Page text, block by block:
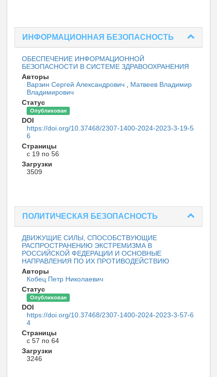
ИНФОРМАЦИОННАЯ БЕЗОПАСНОСТЬ
ОБЕСПЕЧЕНИЕ ИНФОРМАЦИОННОЙ
БЕЗОПАСНОСТИ В СИСТЕМЕ ЗДРАВООХРАНЕНИЯ
Авторы
Варзин Сергей Александрович
Матвеев Владимир
Владимирович
Статус
Опубликован
DOI
https://doi.org/10.37468/2307-1400-2024-2023-3-19-5
6
Страницы
с 19 по 56
Загрузки
3509
ПОЛИТИЧЕСКАЯ БЕЗОПАСНОСТЬ
ДВИЖУЩИЕ СИЛЫ, СПОСОБСТВУЮЩИЕ
РАСПРОСТРАНЕНИЮ ЭКСТРЕМИЗМА В
РОССИЙСКОЙ ФЕДЕРАЦИИ И ОСНОВНЫЕ
НАПРАВЛЕНИЯ ПО ИХ ПРОТИВОДЕЙСТВИЮ
Авторы
Кобец Петр Николаевич
Статус
Опубликован
DOI
https://doi.org/10.37468/2307-1400-2024-2023-3-57-6
4
Страницы
с 57 по 64
Загрузки
3246